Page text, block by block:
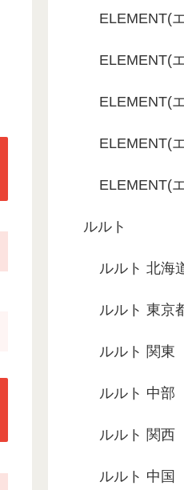
ELEMENT(
ELEMENT(
ELEMENT(
ELEMENT(
ELEMENT(
ルルト
ルルト 北海
ルルト 東京
ルルト 関東
ルルト 中部
ルルト 関西
ルルト 中国